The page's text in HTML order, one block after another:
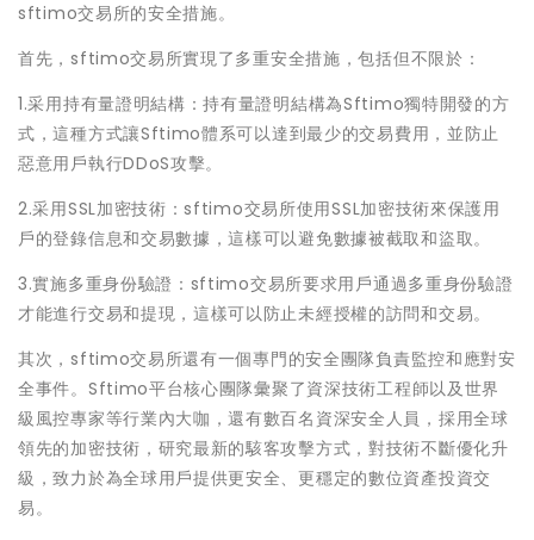
sftimo交易所的安全措施。
首先，sftimo交易所實現了多重安全措施，包括但不限於：
1.采用持有量證明結構：持有量證明結構為Sftimo獨特開發的方
式，這種方式讓Sftimo體系可以達到最少的交易費用，並防止
惡意用戶執行DDoS攻擊。
2.采用SSL加密技術：sftimo交易所使用SSL加密技術來保護用
戶的登錄信息和交易數據，這樣可以避免數據被截取和盜取。
3.實施多重身份驗證：sftimo交易所要求用戶通過多重身份驗證
才能進行交易和提現，這樣可以防止未經授權的訪問和交易。
其次，sftimo交易所還有一個專門的安全團隊負責監控和應對安
全事件。Sftimo平台核心團隊彙聚了資深技術工程師以及世界
級風控專家等行業內大咖，還有數百名資深安全人員，採用全球
領先的加密技術，研究最新的駭客攻擊方式，對技術不斷優化升
級，致力於為全球用戶提供更安全、更穩定的數位資產投資交
易。